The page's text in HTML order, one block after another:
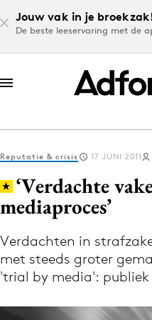
Jouw vak in je
De beste leeservaring met de
Log in
Volg het laatste
Reputatie & crisis 17 JUNI 2011
‘Verdachte
mediaproces’
Verdachten in
met steeds groter
'trial by media':